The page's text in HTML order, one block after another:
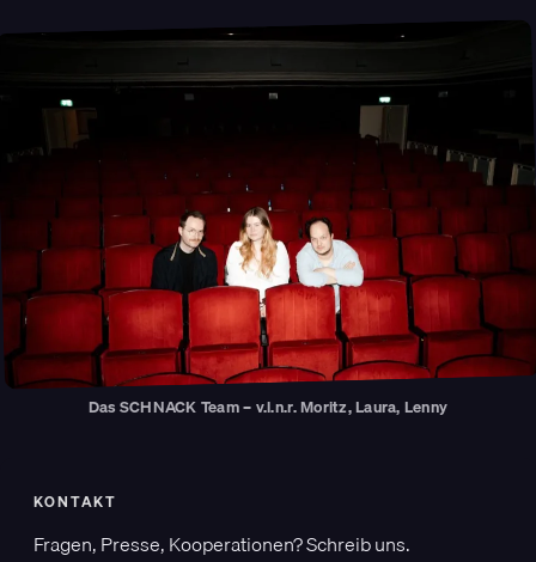
Das SCHNACK Team – v.l.n.r. Moritz, Laura, Lenny
KONTAKT
Fragen, Presse, Kooperationen? Schreib uns.